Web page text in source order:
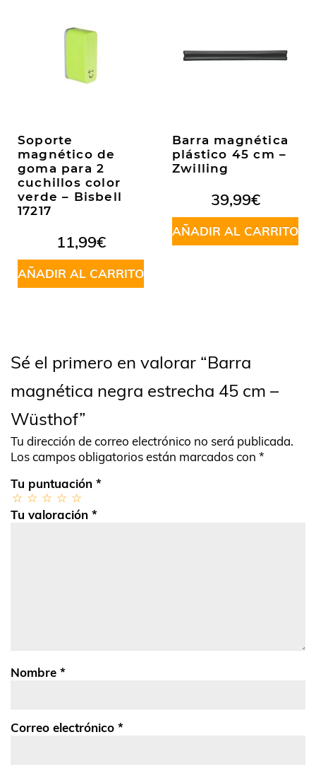
Soporte
magnético de
goma para 2
cuchillos color
verde – Bisbell
17217
11,99€
AÑADIR AL CARRITO
Barra magnética
plástico 45 cm –
Zwilling
39,99€
AÑADIR AL CARRITO
Sé el primero en valorar “Barra
magnética negra estrecha 45 cm –
Wüsthof”
Tu dirección de correo electrónico no será publicada.
Los campos obligatorios están marcados con *
Tu puntuación *
Tu valoración *
Nombre *
Correo electrónico *